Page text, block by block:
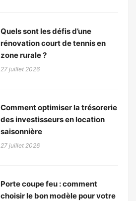
Quels sont les défis d’une
rénovation court de tennis en
zone rurale ?
27 juillet 2026
Comment optimiser la trésorerie
des investisseurs en location
saisonnière
27 juillet 2026
Porte coupe feu : comment
choisir le bon modèle pour votre